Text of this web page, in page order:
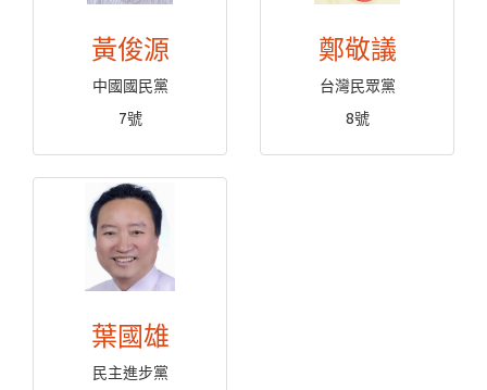
黃俊源
中國國民黨
7號
鄭敬議
台灣民眾黨
8號
葉國雄
民主進步黨